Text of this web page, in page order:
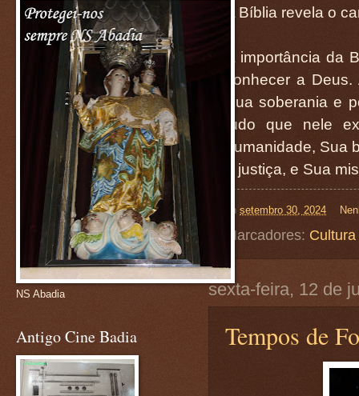
A Bíblia revela o
A importância da
conhecer a
Sua soberania e
tudo que nele
humanidade, Sua
e justiça, e Sua
on setembro 30, 2024
Marcadores: Cultura
sexta-feira, 12 de
Tempos de
NS Abadia
Antigo Cine Badia